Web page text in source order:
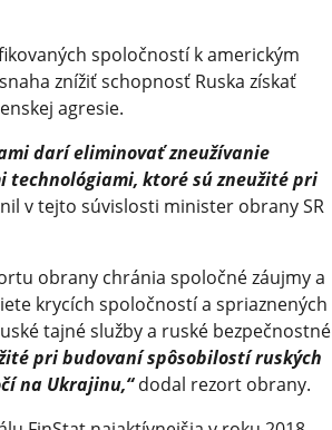
spoločností k americkým
znížiť schopnosť Ruska získať
agresie.
darí eliminovať zneužívanie
technológiami, ktoré sú zneužité pri
v tejto súvislosti minister obrany SR
obrany chránia spoločné záujmy a
krycích spoločností a spriaznených
tajné služby a ruské bezpečnostné
pri budovaní spôsobilostí ruských
na Ukrajinu,“dodal rezort obrany.